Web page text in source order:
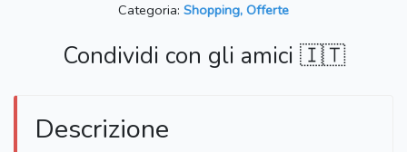
Categoria: Shopping, Offerte
Condividi con gli amici 🇮🇹
Descrizione